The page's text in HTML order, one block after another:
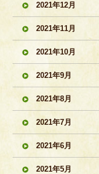
2021年12月
2021年11月
2021年10月
2021年9月
2021年8月
2021年7月
2021年6月
2021年5月